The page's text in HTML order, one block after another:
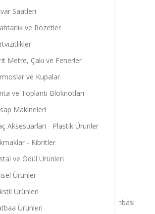
Saatleri
ve Rozetler
Metre, Çakı ve Fenerler
ve Kupalar
ve Toplantı Bloknotları
Makineleri
Aksesuarları - Plastik Ürünler
- Kibritler
ve Ödül Ürünleri
Ürünler
Ürünleri
Ürünleri